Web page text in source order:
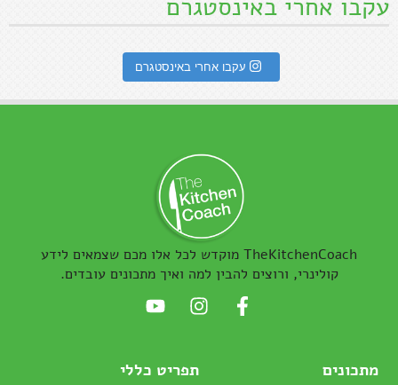
עקבו אחרי באינסטגרם
TheKitchenCoach מוקדש לכל אלו מכם שצמאים לידע
קולינרי, ורוצים להבין למה ואיך מתכונים עובדים.
מתכונים תפריט כללי